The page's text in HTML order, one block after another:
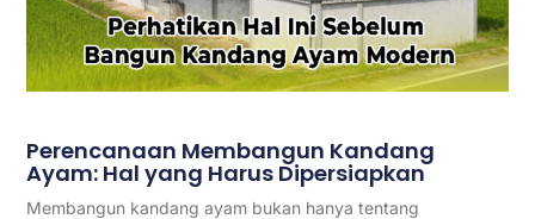
Perencanaan Membangun Kandang
Ayam: Hal yang Harus Dipersiapkan
Membangun kandang ayam bukan hanya tentang